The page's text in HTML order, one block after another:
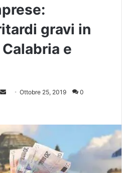
gravi in
Calabria e
Follow
Invia Ottobre 25, 2019 0